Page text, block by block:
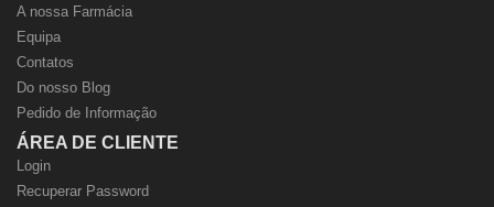
A nossa Farmácia
Equipa
Contatos
Do nosso Blog
Pedido de Informação
ÁREA DE CLIENTE
Login
Recuperar Password